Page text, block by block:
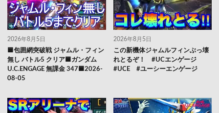
2026年8月5日
🟦包囲網突破戦 ジャムル・フィン
無し バトル5 クリア🟦ガンダム
U.C.ENGAGE 無課金 347🟦2026-
08-05
2026年8月5日
この新機体ジャムルフィンぶっ壊
れとるぞ！ #UCエンゲージ
#UCE #ユーシーエンゲージ